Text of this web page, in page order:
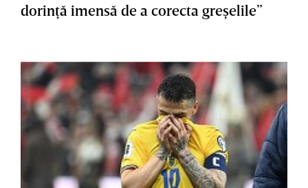
dorinţă imensă de a corecta greşelile”